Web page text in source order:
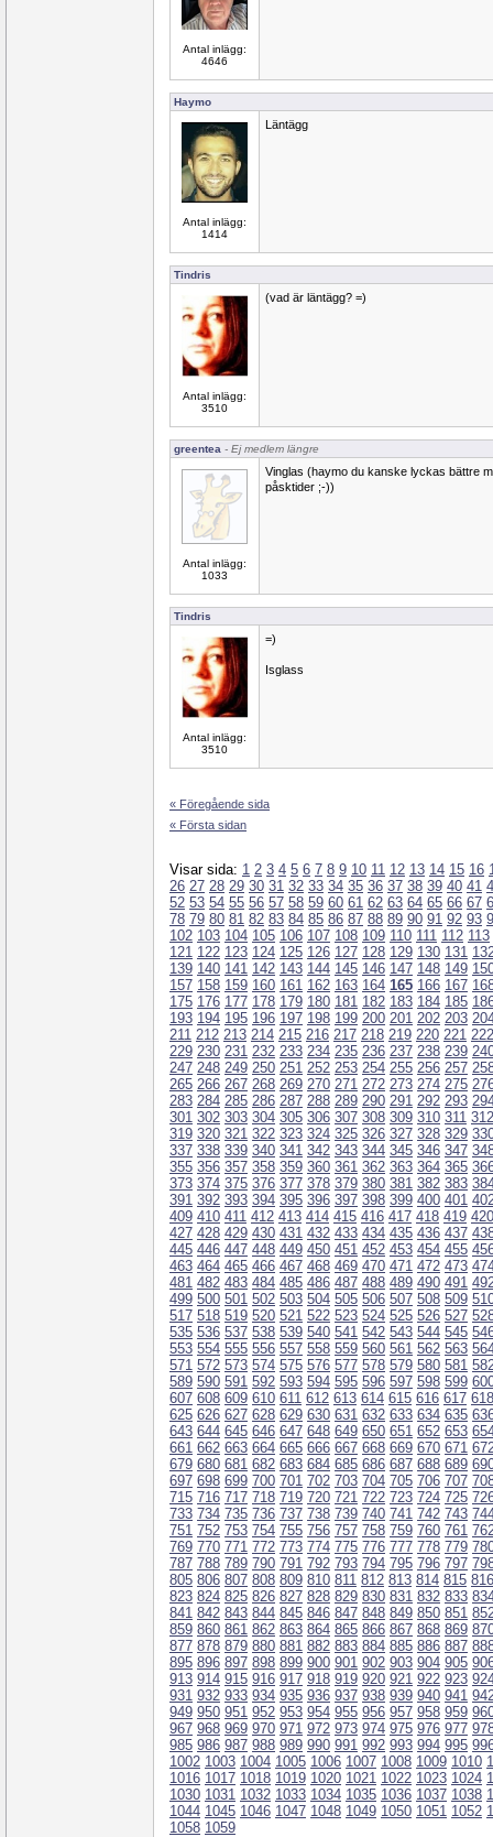
Antal inlägg:
4646
Haymo
Antal inlägg:
1414
Läntägg
Tindris
Antal inlägg:
3510
(vad är läntägg? =)
greentea - Ej medlem längre
Antal inlägg:
1033
Vinglas (haymo du kanske lyckas bättre
påsktider ;-))
Tindris
Antal inlägg:
3510
=)
Isglass
« Föregående sida
« Första sidan
Visar sida: 1 2 3 4 5 6 7 8 9 10 11 12 13 14 15 16
26 27 28 29 30 31 32 33 34 35 36 37 38 39 40 41
52 53 54 55 56 57 58 59 60 61 62 63 64 65 66 67
78 79 80 81 82 83 84 85 86 87 88 89 90 91 92 93
102 103 104 105 106 107 108 109 110 111 112 113
121 122 123 124 125 126 127 128 129 130 131
139 140 141 142 143 144 145 146 147 148 149
157 158 159 160 161 162 163 164 165 166 167
175 176 177 178 179 180 181 182 183 184 185
193 194 195 196 197 198 199 200 201 202 203
211 212 213 214 215 216 217 218 219 220 221 222
229 230 231 232 233 234 235 236 237 238 239
247 248 249 250 251 252 253 254 255 256 257
265 266 267 268 269 270 271 272 273 274 275
283 284 285 286 287 288 289 290 291 292 293
301 302 303 304 305 306 307 308 309 310 311 312
319 320 321 322 323 324 325 326 327 328 329
337 338 339 340 341 342 343 344 345 346 347
355 356 357 358 359 360 361 362 363 364 365
373 374 375 376 377 378 379 380 381 382 383
391 392 393 394 395 396 397 398 399 400 401
409 410 411 412 413 414 415 416 417 418 419 420
427 428 429 430 431 432 433 434 435 436 437
445 446 447 448 449 450 451 452 453 454 455
463 464 465 466 467 468 469 470 471 472 473
481 482 483 484 485 486 487 488 489 490 491
499 500 501 502 503 504 505 506 507 508 509
517 518 519 520 521 522 523 524 525 526 527
535 536 537 538 539 540 541 542 543 544 545
553 554 555 556 557 558 559 560 561 562 563
571 572 573 574 575 576 577 578 579 580 581
589 590 591 592 593 594 595 596 597 598 599
607 608 609 610 611 612 613 614 615 616 617 618
625 626 627 628 629 630 631 632 633 634 635
643 644 645 646 647 648 649 650 651 652 653
661 662 663 664 665 666 667 668 669 670 671
679 680 681 682 683 684 685 686 687 688 689
697 698 699 700 701 702 703 704 705 706 707
715 716 717 718 719 720 721 722 723 724 725
733 734 735 736 737 738 739 740 741 742 743
751 752 753 754 755 756 757 758 759 760 761
769 770 771 772 773 774 775 776 777 778 779
787 788 789 790 791 792 793 794 795 796 797
805 806 807 808 809 810 811 812 813 814 815 816
823 824 825 826 827 828 829 830 831 832 833
841 842 843 844 845 846 847 848 849 850 851
859 860 861 862 863 864 865 866 867 868 869
877 878 879 880 881 882 883 884 885 886 887
895 896 897 898 899 900 901 902 903 904 905
913 914 915 916 917 918 919 920 921 922 923
931 932 933 934 935 936 937 938 939 940 941
949 950 951 952 953 954 955 956 957 958 959
967 968 969 970 971 972 973 974 975 976 977
985 986 987 988 989 990 991 992 993 994 995
1002 1003 1004 1005 1006 1007 1008 1009 1010
1016 1017 1018 1019 1020 1021 1022 1023 1024
1030 1031 1032 1033 1034 1035 1036 1037 1038
1044 1045 1046 1047 1048 1049 1050 1051 1052
1058 1059